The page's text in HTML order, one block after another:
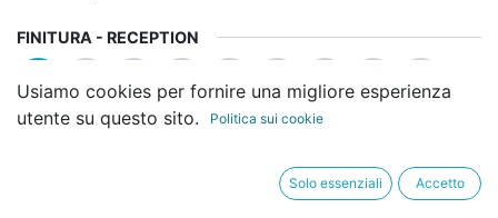
FINITURA - RECEPTION
Usiamo cookies per fornire una migliore esperienza
utente su questo sito.
Politica sui cookie
Solo essenziali Accetto